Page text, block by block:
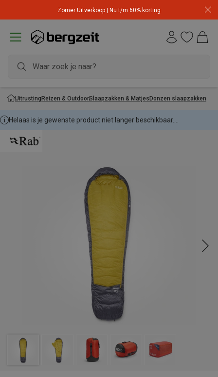
Zomer Uitverkoop | Nu t/m 60% korting
UitrustingReizen & OutdoorSlaapzakken & MatjesDonzen slaapzakken
Helaas is je gewenste product niet langer beschikbaar....